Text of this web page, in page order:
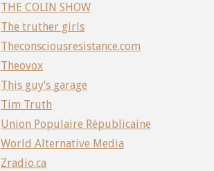
THE COLIN SHOW
The truther girls
Theconsciousresistance.com
Theovox
This guy’s garage
Tim Truth
Union Populaire Républicaine
World Alternative Media
Zradio.ca